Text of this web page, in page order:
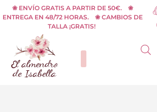
al
contenido
❀ ENVÍO GRATIS A PARTIR DE 50€. ❀
ENTREGA EN 48/72 HORAS. ❀ CAMBIOS DE
TALLA ¡GRATIS!